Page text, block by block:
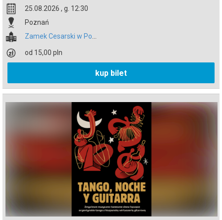
25.08.2026 , g. 12:30
Poznań
od 15,00 pln
kup bilet